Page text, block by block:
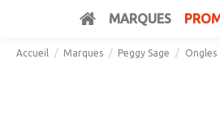
MARQUES
Accueil Marques Peggy Sage Ongles